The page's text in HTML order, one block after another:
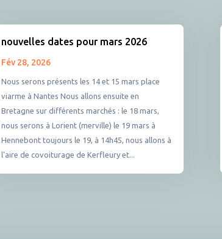
nouvelles dates pour mars 2026
Fév 28, 2026
Nous serons présents les 14 et 15 mars place
viarme à Nantes Nous allons ensuite en
Bretagne sur différents marchés : le 18 mars,
nous serons à Lorient (merville) le 19 mars à
Hennebont toujours le 19, à 14h45, nous allons à
l'aire de covoiturage de Kerfleury et...